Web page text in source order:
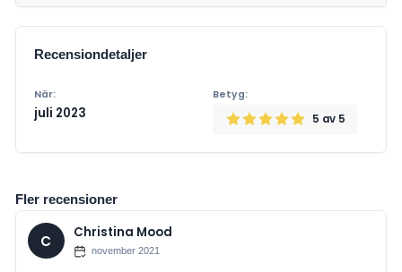
Recensiondetaljer
När:
juli 2023
Betyg:
5 av 5
Fler recensioner
C Christina Mood
november 2021